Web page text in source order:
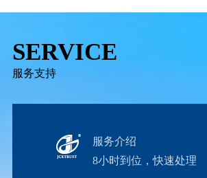
SERVICE
服务支持
服务介绍
8小时到位，快速处理